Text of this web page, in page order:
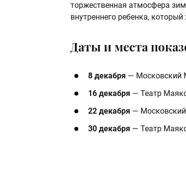
торжественная атмосфера
внутреннего ребенка,
Даты и места
8 декабря — Московский
16 декабря — Театр
22 декабря —
30 декабря — Театр